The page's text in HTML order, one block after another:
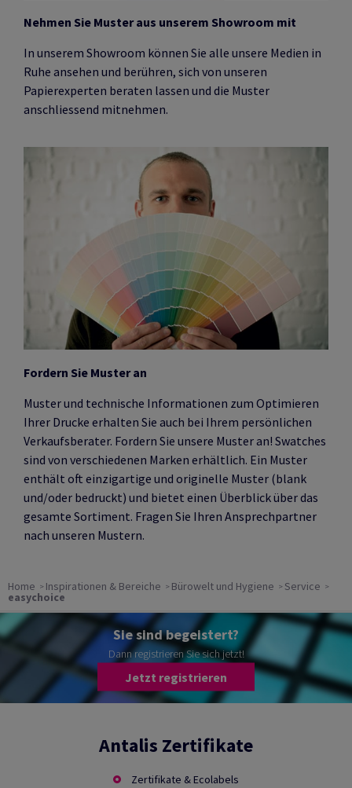
Nehmen Sie Muster aus unserem Showroom mit
In unserem Showroom können Sie alle unsere Medien in
Ruhe ansehen und berühren, sich von unseren
Papierexperten beraten lassen und die Muster
anschliessend mitnehmen.
Fordern Sie Muster an
Muster und technische Informationen zum Optimieren
Ihrer Drucke erhalten Sie auch bei Ihrem persönlichen
Verkaufsberater. Fordern Sie unsere Muster an! Swatches
sind von verschiedenen Marken erhältlich. Ein Muster
enthält oft einzigartige und originelle Muster (blank
und/oder bedruckt) und bietet einen Überblick über das
gesamte Sortiment. Fragen Sie Ihren Ansprechpartner
nach unseren Mustern.
Home Inspirationen & Bereiche Bürowelt und Hygiene Service
easychoice
Sie sind begeistert?
Dann registrieren Sie sich jetzt!
Jetzt registrieren
Antalis Zertifikate
Zertifikate & Ecolabels